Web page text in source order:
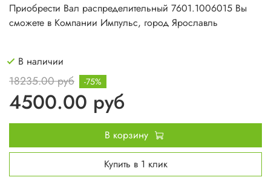
Приобрести Вал распределительный 7601.1006015 Вы
сможете в Компании Импульс, город Ярославль
В наличии
18235.00 руб
4500.00 руб
-75%
В корзину
Купить в 1 клик